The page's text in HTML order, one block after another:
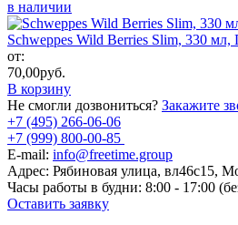
в наличии
Schweppes Wild Berries Slim, 330 мл,
от:
70,00руб.
В корзину
Не смогли дозвониться? Закажите
+7 (495) 266-06-06
+7 (999) 800-00-85
E-mail: info@freetime.group
Адрес: Рябиновая улица, вл46с15,
Часы работы в будни: 8:00 - 17:00
Оставить заявку